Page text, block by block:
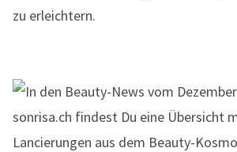
zu erleichtern.